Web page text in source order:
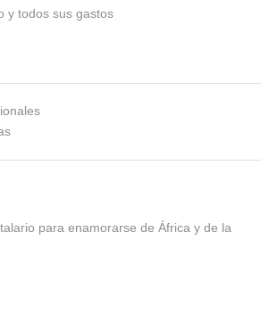
y todos sus gastos
para enamorarse de África y de la